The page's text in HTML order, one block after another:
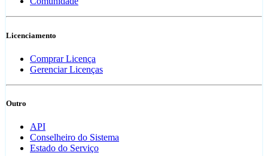
Licenciamento
Comprar Licença
Gerenciar Licenças
Outro
API
Conselheiro do Sistema
Estado do Serviço